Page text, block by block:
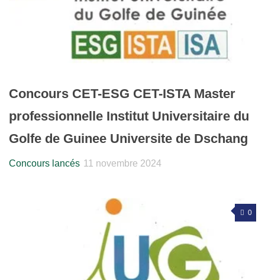
Concours CET-ESG CET-ISTA Master
professionnelle Institut Universitaire du
Golfe de Guinee Universite de Dschang
Concours lancés 11 novembre 2024
0